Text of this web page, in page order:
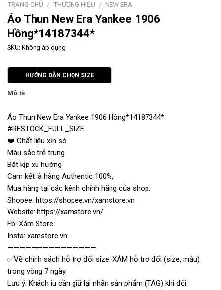
TRANG CHỦ / THƯƠNG HIỆU / NEW ERA
Áo Thun New Era Yankee 1906
Hồng*14187344*
SKU: Không áp dụng
HƯỚNG DẪN CHỌN SIZE
Mô tả
Áo Thun New Era Yankee 1906 Hồng*14187344*
#RESTOCK_FULL_SIZE
❤️ Chất liệu xịn sò
Màu sắc trẻ trung
Bắt kịp xu hướng
Cam kết là hàng Authentic 100%,
Mua hàng tại các kênh chính hãng của shop:
Shopee: https://shopee.vn/xamstore.vn
Website: https://xamstore.vn/
Fb: Xám Store
Insta: xamstore.vn
———————————————
✅Về chính sách hỗ trợ đổi size: XÁM hỗ trợ đổi (size, mẫu)
trong vòng 7 ngày.
Lưu ý: Khách iu cần giữ lại nhãn sản phẩm (TAG) khi đổi.